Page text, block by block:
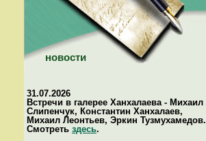
новости
31.07.2026
Встречи в галерее Ханхалаева - Михаил
Слипенчук, Константин Ханхалаев,
Михаил Леонтьев, Эркин Тузмухамедов.
Смотреть здесь.